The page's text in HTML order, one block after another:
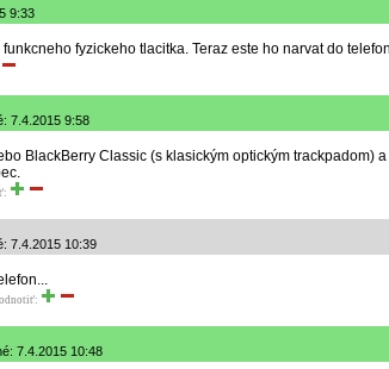
9:33
fyzickeho tlacitka. Teraz este ho narvat do
7.4.2015 9:58
BlackBerry Classic (s klasickým optickým trackpadom)
7.4.2015 10:39
7.4.2015 10:48